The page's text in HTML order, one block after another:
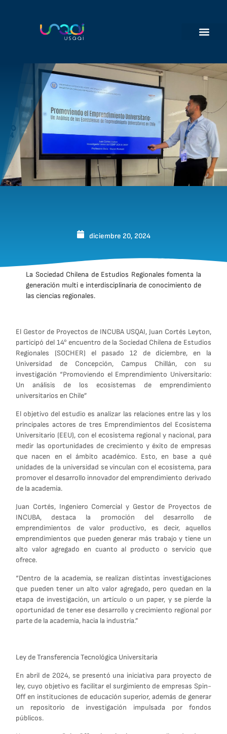
diciembre 20, 2024
La Sociedad Chilena de Estudios Regionales fomenta la
generación multi e interdisciplinaria de conocimiento de
las ciencias regionales.
El Gestor de Proyectos de INCUBA USQAI, Juan Cortés Leyton,
participó del 14° encuentro de la Sociedad Chilena de Estudios
Regionales (SOCHER) el pasado 12 de diciembre, en la
Universidad de Concepción, Campus Chillán, con su
investigación “Promoviendo el Emprendimiento Universitario:
Un análisis de los ecosistemas de emprendimiento
universitarios en Chile”
El objetivo del estudio es analizar las relaciones entre las y los
principales actores de tres Emprendimientos del Ecosistema
Universitario (EEU), con el ecosistema regional y nacional, para
medir las oportunidades de crecimiento y éxito de empresas
que nacen en el ámbito académico. Esto, en base a qué
unidades de la universidad se vinculan con el ecosistema, para
promover el desarrollo innovador del emprendimiento derivado
de la academia.
Juan Cortés, Ingeniero Comercial y Gestor de Proyectos de
INCUBA, destaca la promoción del desarrollo de
emprendimientos de valor productivo, es decir, aquellos
emprendimientos que pueden generar más trabajo y tiene un
alto valor agregado en cuanto al producto o servicio que
ofrece.
“Dentro de la academia, se realizan distintas investigaciones
que pueden tener un alto valor agregado, pero quedan en la
etapa de investigación, un artículo o un paper, y se pierde la
oportunidad de tener ese desarrollo y crecimiento regional por
parte de la academia, hacia la industria.”
Ley de Transferencia Tecnológica Universitaria
En abril de 2024, se presentó una iniciativa para proyecto de
ley, cuyo objetivo es facilitar el surgimiento de empresas Spin-
Off en instituciones de educación superior, además de generar
un repositorio de investigación impulsada por fondos
públicos.